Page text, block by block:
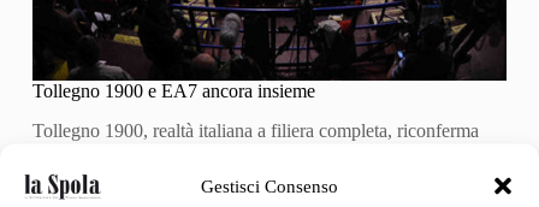
Gestisci Consenso
Tollegno 1900 e EA7 ancora insieme
Tollegno 1900, realtà italiana a filiera completa, riconferma
Olimpia EA7 Emporio Armani in qualità di sostenitore del
team di basket per la…